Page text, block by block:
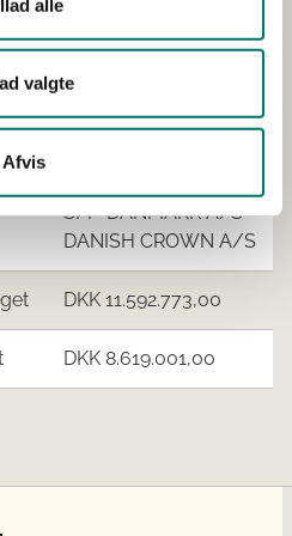
alle
valgte
Afvis
Teknologisk Institut
SPF-DANMARK A/S
DANISH CROWN A/S
DKK 11.592.773,00
DKK 8.619.001,00